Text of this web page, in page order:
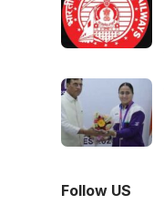
Follow US